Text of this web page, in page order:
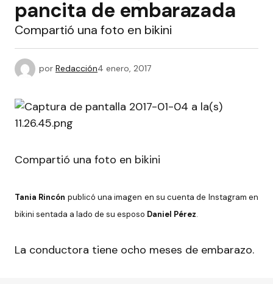
pancita de embarazada
Compartió una foto en bikini
por Redacción4 enero, 2017
Compartió una foto en bikini
Tania Rincón publicó una imagen en su cuenta de Instagram en
bikini sentada a lado de su esposo Daniel Pérez.
La conductora tiene ocho meses de embarazo.